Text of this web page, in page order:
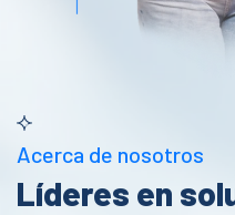
Acerca de nosotros
Líderes en